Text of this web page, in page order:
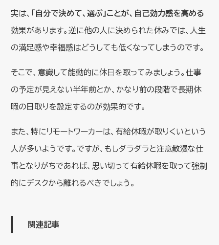
実は、 「自分で決めて、選ぶ」ことが、自己効力感を高める
効果があります。逆に他の人に決められた休みでは、人生
の満足感や幸福感はどうしても低くなってしまうのです。
そこで、意識して能動的に休日を取ってみましょう。仕事
の予定が見えない半年前とか、かなり前の段階で長期休
暇の日取りを設定するのが効果的です。
また、特にリモートワーカーは、有給休暇が取りくいという
人が多いようです。ですが、もしダラダラと注意散漫な仕
事となりがちであれば、思い切って有給休暇を取って強制
的にデスクから離れるべきでしょう。
関連記事